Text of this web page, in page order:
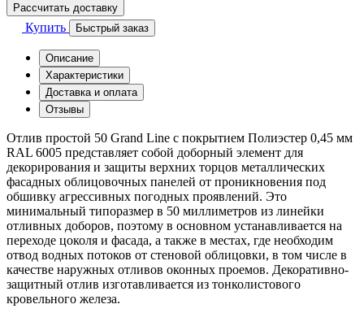
Рассчитать доставку
Купить Быстрый заказ
Описание
Характеристики
Доставка и оплата
Отзывы
Отлив простой 50 Grand Line с покрытием Полиэстер 0,45 мм
RAL 6005 представляет собой доборный элемент для
декорирования и защиты верхних торцов металлических
фасадных облицовочных панелей от проникновения под
обшивку агрессивных погодных проявлений. Это
минимальный типоразмер в 50 миллиметров из линейки
отливных доборов, поэтому в основном устанавливается на
переходе цоколя и фасада, а также в местах, где необходим
отвод водных потоков от стеновой облицовки, в том числе в
качестве наружных отливов оконных проемов. Декоративно-
защитный отлив изготавливается из тонколистового
кровельного железа.